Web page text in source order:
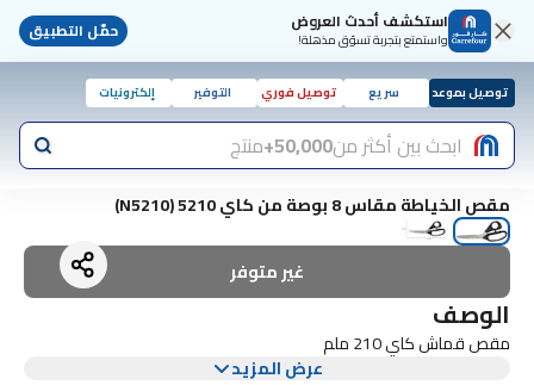
استكشف أحدث العروض
واستمتع بتجربة تسوّق مذهلة! حمّل التطبيق
توصيل بموعد سريع توصيل فوري التوفير إلكترونيات
ابحث بين أكثر من50,000+ منتج
مقص الخياطة مقاس 8 بوصة من كاي 5210 (N5210)
غير متوفر
الوصف
مقص قماش كاي 210 ملم
عرض المزيد